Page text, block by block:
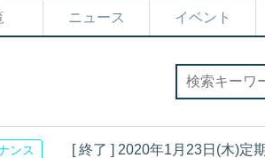
ニュース イベント
ンス [ 終了 ] 2020年1月23日(木)定